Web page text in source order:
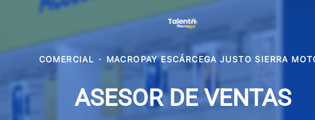
COMERCIAL · MACROPAY ESCÁRCEGA JUSTO SIERRA
ASESOR DE VENTAS